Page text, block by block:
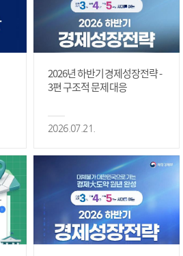
2026년 하반기 경제성장전략 -
3편 구조적 문제 대응
2026.07.21.